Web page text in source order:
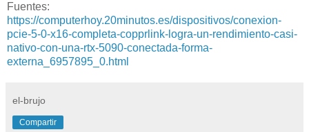
Fuentes:
https://computerhoy.20minutos.es/dispositivos/conexion-
pcie-5-0-x16-completa-copprlink-logra-un-rendimiento-casi-
nativo-con-una-rtx-5090-conectada-forma-
externa_6957895_0.html
el-brujo
Compartir